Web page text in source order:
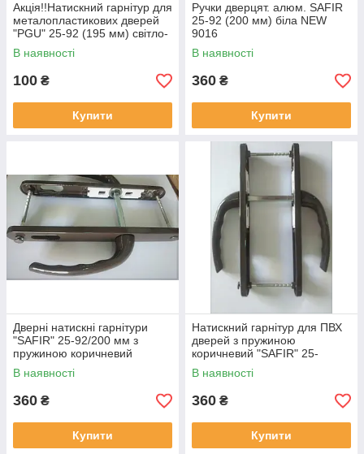
Акція!!Натискний гарнітур для
металопластикових дверей
"PGU" 25-92 (195 мм) світло-
коричневий алюмінієвий
В наявності
100 ₴
Купити
Ручки дверцят. алюм. SAFIR
25-92 (200 мм) біла NEW
9016
В наявності
360 ₴
Купити
Дверні натискні гарнітури
"SAFIR" 25-92/200 мм з
пружиною коричневий
(дверна ручка)
В наявності
360 ₴
Купити
Натискний гарнітур для ПВХ
дверей з пружиною
коричневий "SAFIR" 25-
85/200 мм
В наявності
360 ₴
Купити